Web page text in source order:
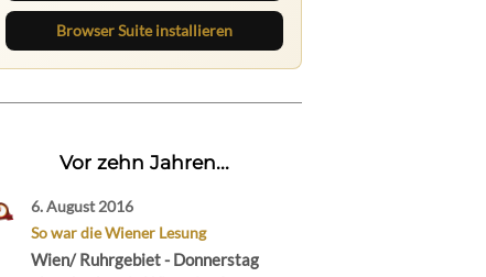
Browser Suite installieren
Vor zehn Jahren...
6. August 2016
So war die Wiener Lesung
Wien/ Ruhrgebiet - Donnerstag